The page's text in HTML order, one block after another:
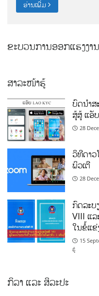
ອ່ານເພີ່ມ
ຂະບວນການອອກແຮງງານ
ສາລະໜ້າຮູ້
ບົດນຳສ
ສູ້ສູ້ ແອັ
28
ວິທີດາ
ພິວເຕີ
28
ກົດລະບ
VIII ແ
ໃນຂໍ້ແຂ່
15
ຮູ້
ກິລາ ແລະ ສິລະປະ